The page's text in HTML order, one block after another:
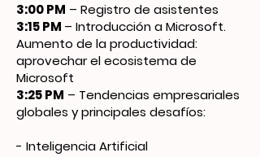
3:00 PM – Registro de asistentes
3:15 PM – Introducción a Microsoft.
Aumento de la productividad:
aprovechar el ecosistema de
Microsoft
3:25 PM – Tendencias empresariales
globales y principales desafíos:
- Inteligencia Artificial